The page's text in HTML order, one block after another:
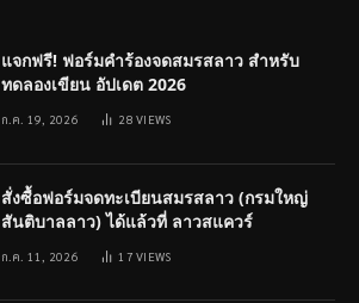
แจกฟรี! ฟอร์มคำร้องจดสมรสลาว สำหรับ
ทดลองเขียน อัปเดต 2026
ก.ค. 19, 2026 28VIEWS
สั่งซื้อฟอร์มจดทะเบียนสมรสลาว (กรมใหญ่
สันติบาลลาว) ได้แล้วที่ ลาวสแควร์
ก.ค. 11, 2026 17VIEWS